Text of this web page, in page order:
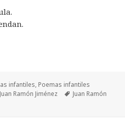
infantiles, Poemas infantiles
Ramón Jiménez Etiquetas
Juan Ramón